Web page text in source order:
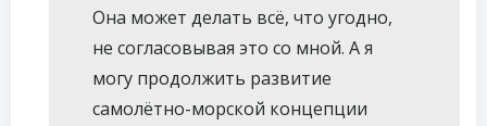
Она может делать всё, что угодно,
не согласовывая это со мной. А я
могу продолжить развитие
самолётно-морской концепции